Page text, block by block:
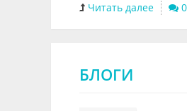
Читать далее 0
БЛОГИ